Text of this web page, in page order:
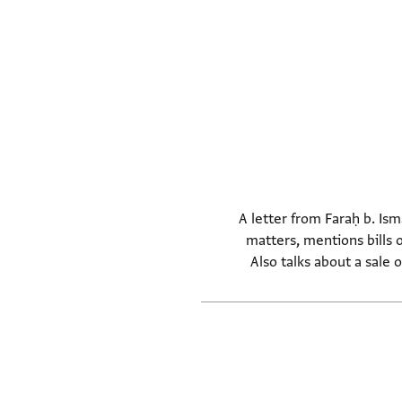
A letter from Faraḥ b.
matters, mentions bills
Also talks about a sale